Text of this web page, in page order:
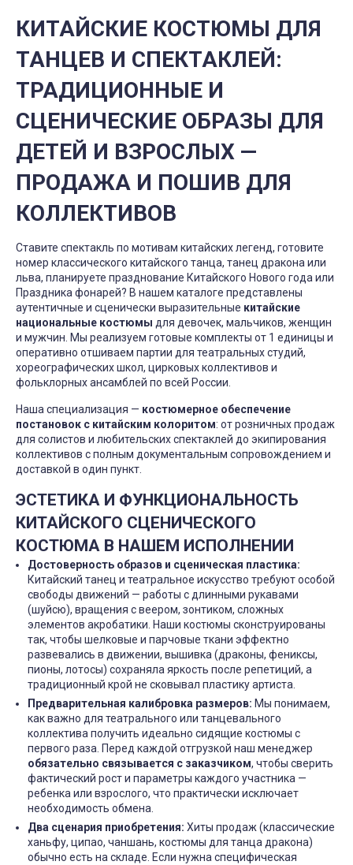
КИТАЙСКИЕ КОСТЮМЫ ДЛЯ
ТАНЦЕВ И СПЕКТАКЛЕЙ:
ТРАДИЦИОННЫЕ И
СЦЕНИЧЕСКИЕ ОБРАЗЫ ДЛЯ
ДЕТЕЙ И ВЗРОСЛЫХ —
ПРОДАЖА И ПОШИВ ДЛЯ
КОЛЛЕКТИВОВ
Ставите спектакль по мотивам китайских легенд, готовите
номер классического китайского танца, танец дракона или
льва, планируете празднование Китайского Нового года или
Праздника фонарей? В нашем каталоге представлены
аутентичные и сценически выразительные китайские
национальные костюмы для девочек, мальчиков, женщин
и мужчин. Мы реализуем готовые комплекты от 1 единицы и
оперативно отшиваем партии для театральных студий,
хореографических школ, цирковых коллективов и
фольклорных ансамблей по всей России.
Наша специализация — костюмерное обеспечение
постановок с китайским колоритом: от розничных продаж
для солистов и любительских спектаклей до экипирования
коллективов с полным документальным сопровождением и
доставкой в один пункт.
ЭСТЕТИКА И ФУНКЦИОНАЛЬНОСТЬ
КИТАЙСКОГО СЦЕНИЧЕСКОГО
КОСТЮМА В НАШЕМ ИСПОЛНЕНИИ
Достоверность образов и сценическая пластика:
Китайский танец и театральное искусство требуют особой
свободы движений — работы с длинными рукавами
(шуйсю), вращения с веером, зонтиком, сложных
элементов акробатики. Наши костюмы сконструированы
так, чтобы шелковые и парчовые ткани эффектно
развевались в движении, вышивка (драконы, фениксы,
пионы, лотосы) сохраняла яркость после репетиций, а
традиционный крой не сковывал пластику артиста.
Предварительная калибровка размеров: Мы понимаем,
как важно для театрального или танцевального
коллектива получить идеально сидящие костюмы с
первого раза. Перед каждой отгрузкой наш менеджер
обязательно связывается с заказчиком, чтобы сверить
фактический рост и параметры каждого участника —
ребенка или взрослого, что практически исключает
необходимость обмена.
Два сценария приобретения: Хиты продаж (классические
ханьфу, ципао, чаншань, костюмы для танца дракона)
обычно есть на складе. Если нужна специфическая